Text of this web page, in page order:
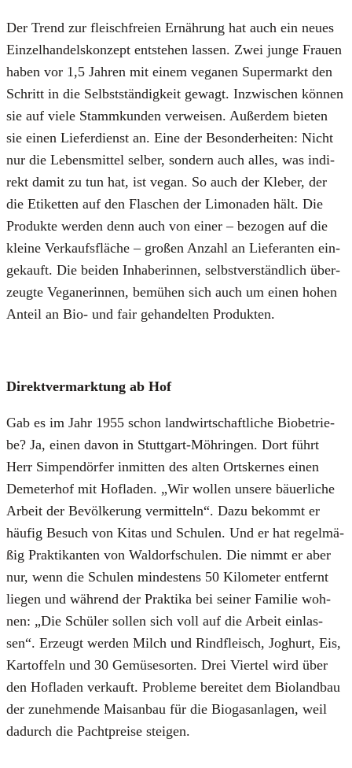
Der Trend zur fleisch­frei­en Ernäh­rung hat auch ein neu­es
Ein­zel­han­dels­kon­zept ent­ste­hen las­sen. Zwei jun­ge Frau­en
haben vor 1,5 Jah­ren mit einem vega­nen Super­markt den
Schritt in die Selbst­stän­dig­keit gewagt. Inzwi­schen kön­nen
sie auf vie­le Stamm­kun­den ver­wei­sen. Außer­dem bie­ten
sie einen Lie­fer­dienst an. Eine der Beson­der­hei­ten: Nicht
nur die Lebens­mit­tel sel­ber, son­dern auch alles, was indi­
rekt damit zu tun hat, ist vegan. So auch der Kle­ber, der
die Eti­ket­ten auf den Fla­schen der Limo­na­den hält. Die
Pro­duk­te wer­den denn auch von einer – bezo­gen auf die
klei­ne Ver­kaufs­flä­che – gro­ßen Anzahl an Lie­fe­ran­ten ein­
ge­kauft. Die bei­den Inha­be­rin­nen, selbst­ver­ständ­lich über­
zeug­te Vega­ne­rin­nen, bemü­hen sich auch um einen hohen
Anteil an Bio- und fair gehan­del­ten Pro­duk­ten.
Direkt­ver­mark­tung ab Hof
Gab es im Jahr 1955 schon land­wirt­schaft­li­che Bio­be­trie­
be? Ja, einen davon in Stutt­gart-Möh­rin­gen. Dort führt
Herr Sim­pen­dör­fer inmit­ten des alten Orts­ker­nes einen
Deme­ter­hof mit Hof­la­den. „Wir wol­len unse­re bäu­er­li­che
Arbeit der Bevöl­ke­rung ver­mit­teln“. Dazu bekommt er
häu­fig Besuch von Kitas und Schu­len. Und er hat regel­mä­
ßig Prak­ti­kan­ten von Wal­dorf­schu­len. Die nimmt er aber
nur, wenn die Schu­len min­des­tens 50 Kilo­me­ter ent­fernt
lie­gen und wäh­rend der Prak­ti­ka bei sei­ner Fami­lie woh­
nen: „Die Schü­ler sol­len sich voll auf die Arbeit ein­las­
sen“. Erzeugt wer­den Milch und Rind­fleisch, Joghurt, Eis,
Kar­tof­feln und 30 Gemü­se­sor­ten. Drei Vier­tel wird über
den Hof­la­den ver­kauft. Pro­ble­me berei­tet dem Bio­land­bau
der zuneh­men­de Mais­an­bau für die Bio­gas­an­la­gen, weil
dadurch die Pacht­prei­se stei­gen.